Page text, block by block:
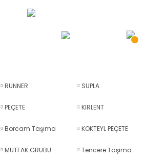
RUNNER SUPLA
PEÇETE KIRLENT
Borcam Taşıma KOKTEYL PEÇETE
MUTFAK GRUBU Tencere Taşıma